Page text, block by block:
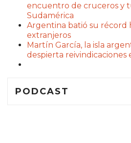
encuentro de cruceros y
Sudamérica
Argentina batió su récord
extranjeros
Martín García, la isla
despierta reivindicaciones
PODCAST